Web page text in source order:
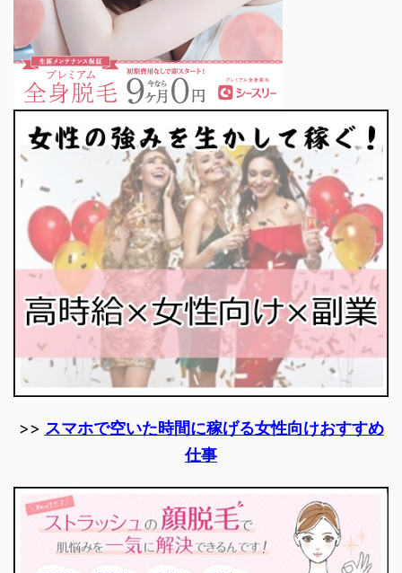
>> スマホで空いた時間に稼げる女性向けおすすめ
仕事